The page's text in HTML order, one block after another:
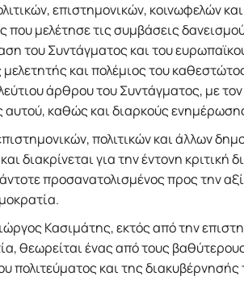
επιστημονικών, κοινωφελών
μελέτησε τις συμβάσεις
του Συντάγματος και του
μελετητής και πολέμιος του
άρθρου του Συντάγματος, με
καθώς και διαρκούς
πολιτικών και άλλων
διακρίνεται για την έντονη
προσανατολισμένος προς την
Κασιμάτης, εκτός από την
θεωρείται ένας από τους
πολιτεύματος και της διακυβέρνησής